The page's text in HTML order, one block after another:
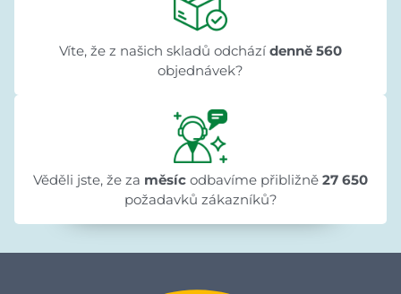
Víte, že z našich skladů odchází denně 560
objednávek?
Věděli jste, že za měsíc odbavíme přibližně 27 650
požadavků zákazníků?